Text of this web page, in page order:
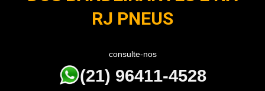
RJ PNEUS
consulte-nos
(21) 96411-4528